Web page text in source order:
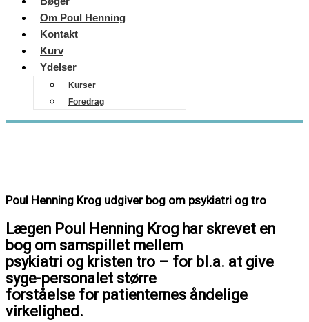
Om Poul Henning
Kontakt
Kurv
Ydelser
Kurser
Foredrag
Poul Henning Krog udgiver bog om psykiatri og tro
Lægen Poul Henning Krog har skrevet en
bog om samspillet mellem
psykiatri og kristen tro – for bl.a. at give
syge-personalet større
forståelse for patienternes åndelige
virkelighed.